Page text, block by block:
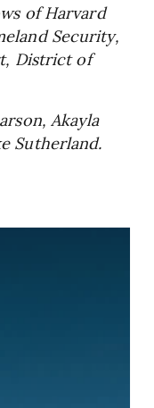
of Harvard
Security,
District of
Akayla
Sutherland.